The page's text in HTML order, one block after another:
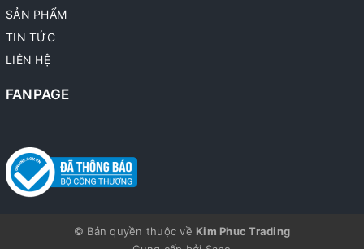
SẢN PHẨM
TIN TỨC
LIÊN HỆ
FANPAGE
© Bản quyền thuộc về Kim Phuc Trading